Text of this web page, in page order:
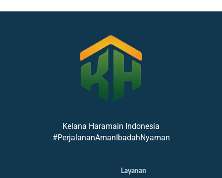
Kelana Haramain Indonesia
#PerjalananAmanIbadahNyaman
Layanan